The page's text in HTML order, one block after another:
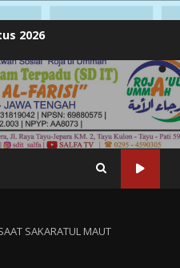
2026
SAKARATUL MAUT